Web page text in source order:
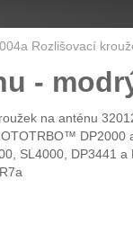
Rozlišovací
-
na anténu
DP2000
SL4000, DP3441 a